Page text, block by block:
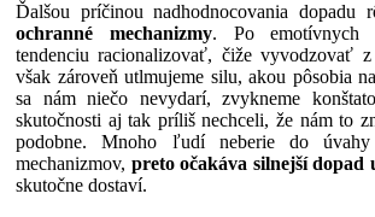
Ďalšou príčinou nadhodnocovania dopadu
ochranné mechanizmy. Po emotívnych
tendenciu racionalizovať, čiže vyvodzovať
však zároveň utlmujeme silu, akou pôsobia
sa nám niečo nevydarí, zvykneme
skutočnosti aj tak príliš nechceli, že nám to
podobne. Mnoho ľudí neberie do úvahy
mechanizmov, preto očakáva silnejší dopad
skutočne dostaví.